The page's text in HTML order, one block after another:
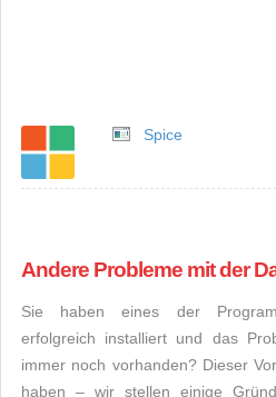
Spice
Andere Probleme mit der
Sie haben eines der
erfolgreich installiert und das
immer noch vorhanden? Dieser
haben – wir stellen einige